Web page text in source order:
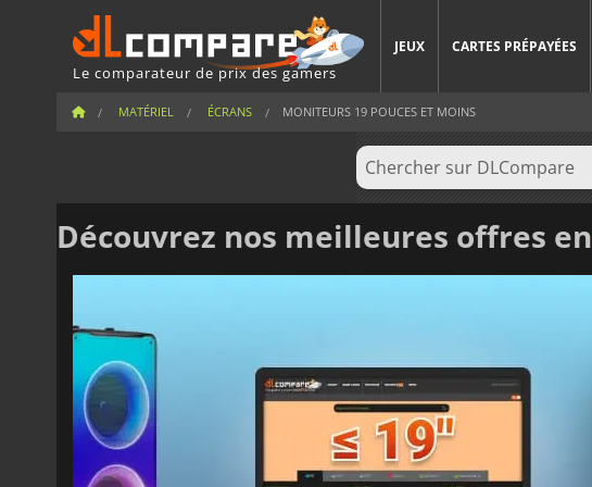
Le comparateur de prix des gamers
JEUX CARTES PRÉPAYÉES
MATÉRIEL ÉCRANS MONITEURS 19 POUCES ET MOINS
Découvrez nos meilleures offres en